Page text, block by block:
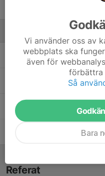
Hanna EdgardhTeam
Casper Forsblad
Tomas Jansson
Jens Strandberg
Referat
Vi använder oss av
webbplats ska
även för
förbättra
Så
Bara